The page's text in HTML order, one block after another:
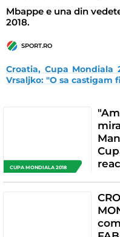
Mbappe e una din
2018.
SPORT.RO
Croatia, Cupa Mondiala
Vrsaljko: "O sa
CUPA MONDIALA 2018